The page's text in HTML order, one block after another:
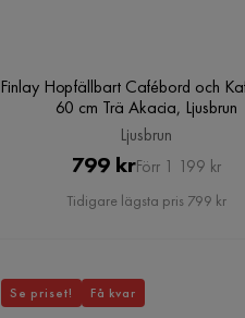
Finlay Hopfällbart Cafébord och
60 cm Trä Akacia, Ljusbrun
Ljusbrun
Pris
799 kr Original
Pris
Förr 1 199 kr
Tidigare lägsta pris 799 kr
Se priset! Få kvar